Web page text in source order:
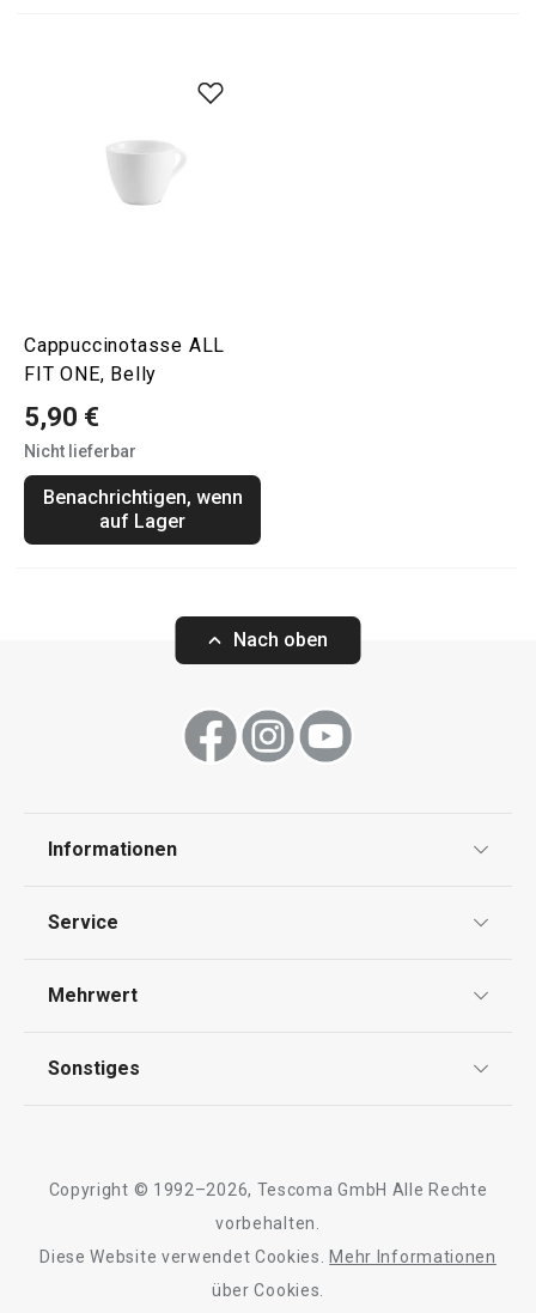
Cappuccinotasse ALL
FIT ONE, Belly
5,90 €
Nicht lieferbar
Benachrichtigen, wenn
auf Lager
Nach oben
Informationen
Impressum
Service
Kontaktformular
Mehrwert
Qualität
Sonstiges
Barrierefreiheit
Copyright © 1992–2026, Tescoma GmbH Alle Rechte
vorbehalten.
Diese Website verwendet Cookies.
Mehr Informationen
über Cookies.